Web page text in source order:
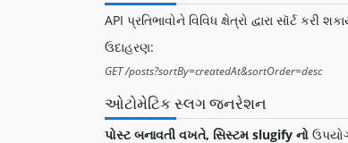
API પ્રતિભાવોને વિવિધ ક્ષેત્રો દ્વારા સૉર્ટ કરી
ઉદાહરણ:
ઓટોમેટિક સ્લગ જનરેશન
પોસ્ટ બનાવતી વખતે, સિસ્ટમ slugify નો